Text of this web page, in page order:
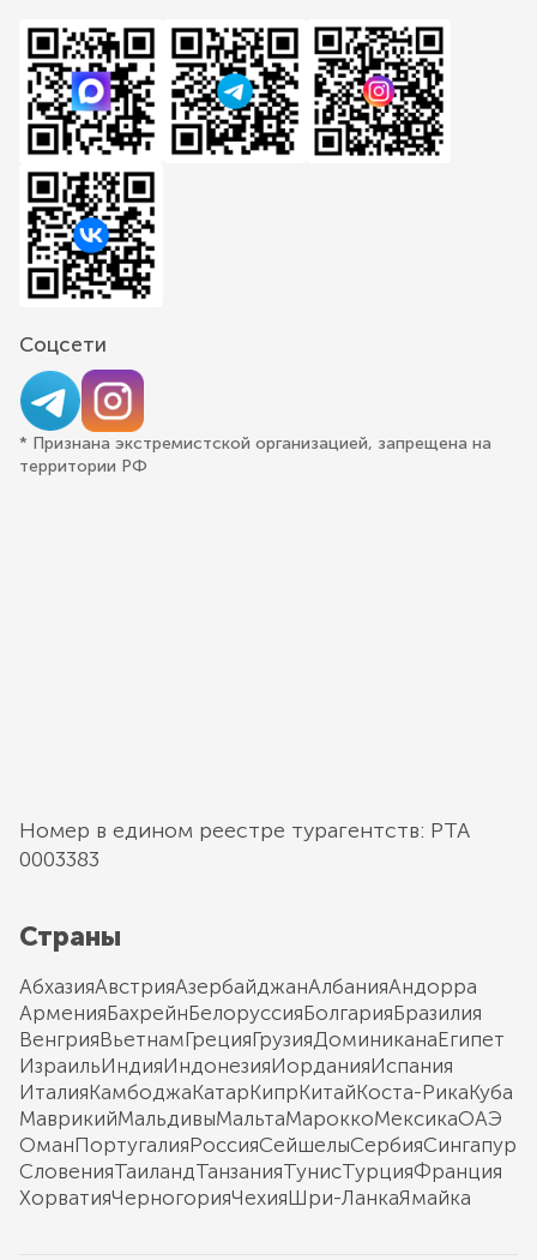
Соцсети
* Признана экстремистской организацией, запрещена на
территории РФ
Номер в едином реестре турагентств: РТА
0003383
Страны
АбхазияАвстрияАзербайджанАлбанияАндорра
АрменияБахрейнБелоруссияБолгарияБразилия
ВенгрияВьетнамГрецияГрузияДоминиканаЕгипет
ИзраильИндияИндонезияИорданияИспания
ИталияКамбоджаКатарКипрКитайКоста-РикаКуба
МаврикийМальдивыМальтаМароккоМексикаОАЭ
ОманПортугалияРоссияСейшелыСербияСингапур
СловенияТаиландТанзанияТунисТурцияФранция
ХорватияЧерногорияЧехияШри-ЛанкаЯмайка